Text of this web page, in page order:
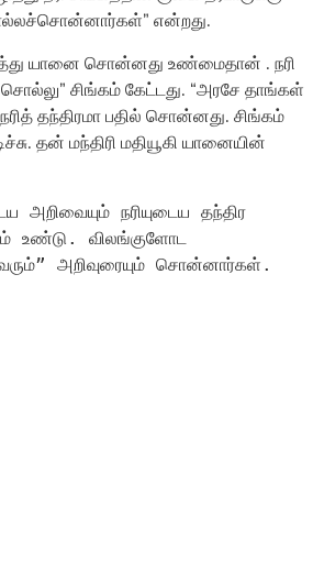
என்றது.
யானை சொன்னது உண்மைதான் . நரி
சிங்கம் கேட்டது. “அரசே தாங்கள்
தந்திரமா பதில் சொன்னது. சிங்கம்
தன் மந்திரி மதியூகி யானையின்
அறிவையும் நரியுடைய தந்திர
உண்டு. விலங்குளோட
அறிவுரையும் சொன்னார்கள்.